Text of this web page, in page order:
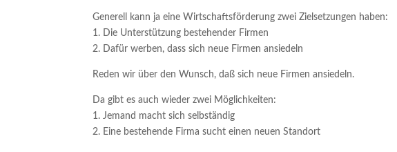
Generell kann ja eine Wirtschaftsförderung zwei Zielsetzungen haben:
1. Die Unterstützung bestehender Firmen
2. Dafür werben, dass sich neue Firmen ansiedeln
Reden wir über den Wunsch, daß sich neue Firmen ansiedeln.
Da gibt es auch wieder zwei Möglichkeiten:
1. Jemand macht sich selbständig
2. Eine bestehende Firma sucht einen neuen Standort